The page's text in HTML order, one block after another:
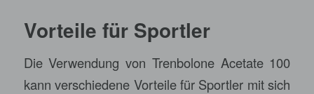
Vorteile für Sportler
Die Verwendung von Trenbolone Acetate 100
kann verschiedene Vorteile für Sportler mit sich